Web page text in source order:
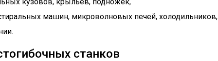
машин, микроволновых печей, холодильников,
станков